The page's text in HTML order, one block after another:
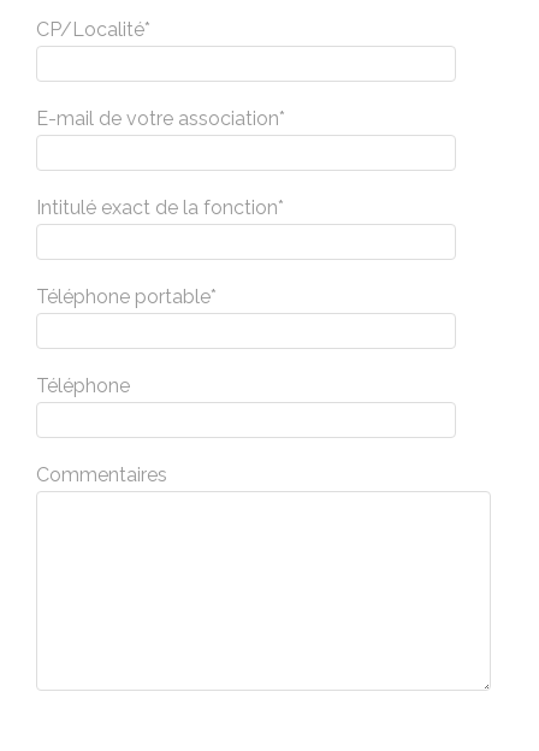
CP/Localité*
E-mail de votre association*
Intitulé exact de la fonction*
Téléphone portable*
Téléphone
Commentaires